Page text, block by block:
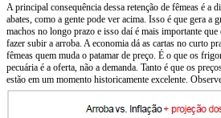
A principal consequência dessa retenção de fêmeas é a
abates, como a gente pode ver acima. Isso é que gera a
machos no longo prazo e isso daí é mais importante
fazer subir a arroba. A economia dá as cartas no curto
fêmeas quem muda o patamar de preço. É o que os
pecuária é a oferta, não a demanda. Tanto é que os
estão em um momento historicamente excelente.